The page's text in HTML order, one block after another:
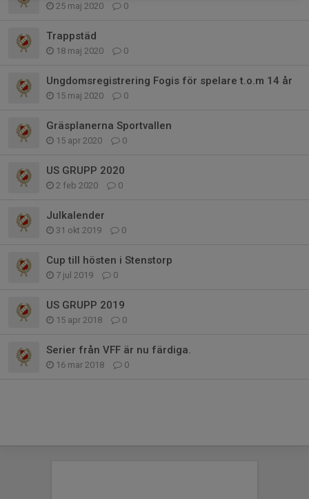
25 maj 2020 0
Trappstäd
18 maj 2020 0
Ungdomsregistrering Fogis för spelare t.o.m 14 år
15 maj 2020 0
Gräsplanerna Sportvallen
15 apr 2020 0
US GRUPP 2020
2 feb 2020 0
Julkalender
31 okt 2019 0
Cup till hösten i Stenstorp
7 jul 2019 0
US GRUPP 2019
15 apr 2018 0
Serier från VFF är nu färdiga.
16 mar 2018 0